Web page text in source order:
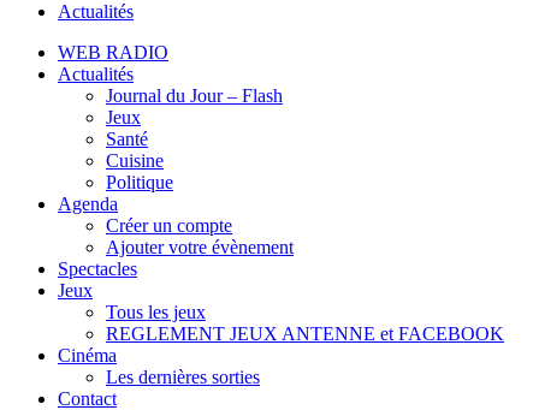
Actualités
WEB RADIO
Actualités
Journal du Jour – Flash
Jeux
Santé
Cuisine
Politique
Agenda
Créer un compte
Ajouter votre évènement
Spectacles
Jeux
Tous les jeux
REGLEMENT JEUX ANTENNE et FACEBOOK
Cinéma
Les dernières sorties
Contact